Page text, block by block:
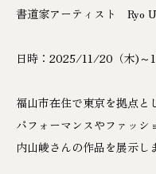
書道家アーティスト Ryo
日時：2025/11/20（木)～
福山市在住で東京を拠点と
パフォーマンスやファッシ
内山崚さんの作品を展示し